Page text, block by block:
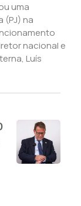
uma
(PJ) na
nacional e
Luís